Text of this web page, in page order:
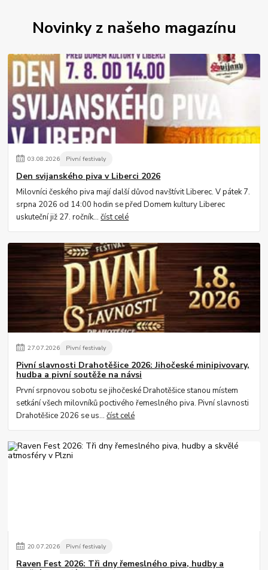
Novinky z našeho magazínu
03.08.2026 Pivní festivaly
Den svijanského piva v Liberci 2026
Milovníci českého piva mají další důvod navštívit Liberec. V pátek 7.
srpna 2026 od 14:00 hodin se před Domem kultury Liberec
uskuteční již 27. ročník...číst celé
27.07.2026 Pivní festivaly
Pivní slavnosti Drahotěšice 2026: Jihočeské minipivovary,
hudba a pivní soutěže na návsi
První srpnovou sobotu se jihočeské Drahotěšice stanou místem
setkání všech milovníků poctivého řemeslného piva. Pivní slavnosti
Drahotěšice 2026 se us...číst celé
20.07.2026 Pivní festivaly
Raven Fest 2026: Tři dny řemeslného piva, hudby a